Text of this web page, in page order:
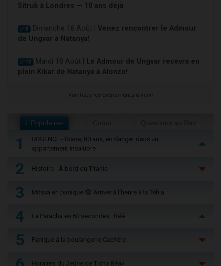
Sitruk à Londres — 10 ans déjà
J-8 Dimanche 16 Août | Venez rencontrer le Admour
de Ungvar à Natanya!
J-10 Mardi 18 Août |
Le Admour de Ungvar recevra en
plein Kikar de Natanya à Alonzo!
Voir tous les événements à venir
+ Populaires
1
URGENCE - Diane, 80 ans, en danger dans un
appartement insalubre
2 Histoire - À bord du Titanic
3 Mitsva en panique 😨 Arriver à l'heure à la Téfila
4 La Paracha en 60 secondes : Réé
5 Panique à la boulangerie Cachère
Horaires du Jeûne de Ticha Béav